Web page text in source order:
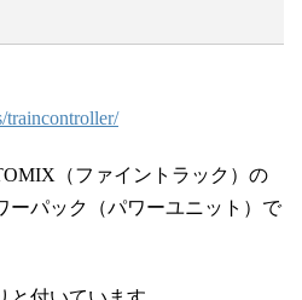
traincontroller/
（ファイントラック）の
ーパック（パワーユニット）で